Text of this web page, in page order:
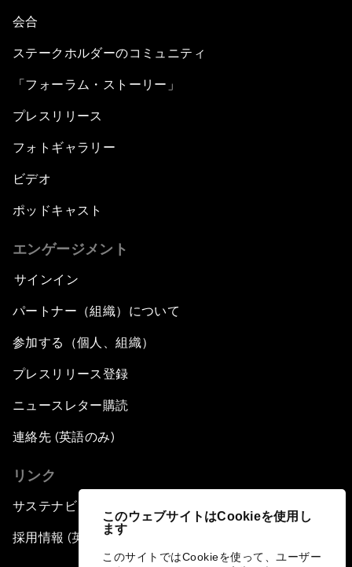
このウェブサイトはCookieを使用し
ます
このサイトではCookieを使って、ユーザー
会合
ステークホルダーのコミュニティ
「フォーラム・ストーリー」
プレスリリース
フォトギャラリー
ビデオ
ポッドキャスト
エンゲージメント
サインイン
パートナー（組織）について
参加する（個人、組織）
プレスリリース登録
ニュースレター購読
連絡先 (英語のみ)
リンク
サステナビリティへの取り組み
採用情報 (英語のみ)